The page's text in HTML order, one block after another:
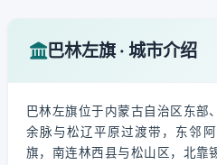
巴林左旗 · 城市介绍
巴林左旗位于内蒙古自治区东部
余脉与松辽平原过渡带，东邻
旗，南连林西县与松山区，北靠